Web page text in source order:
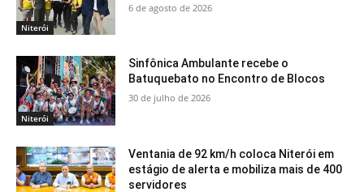
Niterói
6 de agosto de 2026
Niterói
Sinfônica Ambulante recebe o
Batuquebato no Encontro de Blocos
30 de julho de 2026
Ventania de 92 km/h coloca Niterói em
estágio de alerta e mobiliza mais de 400
servidores